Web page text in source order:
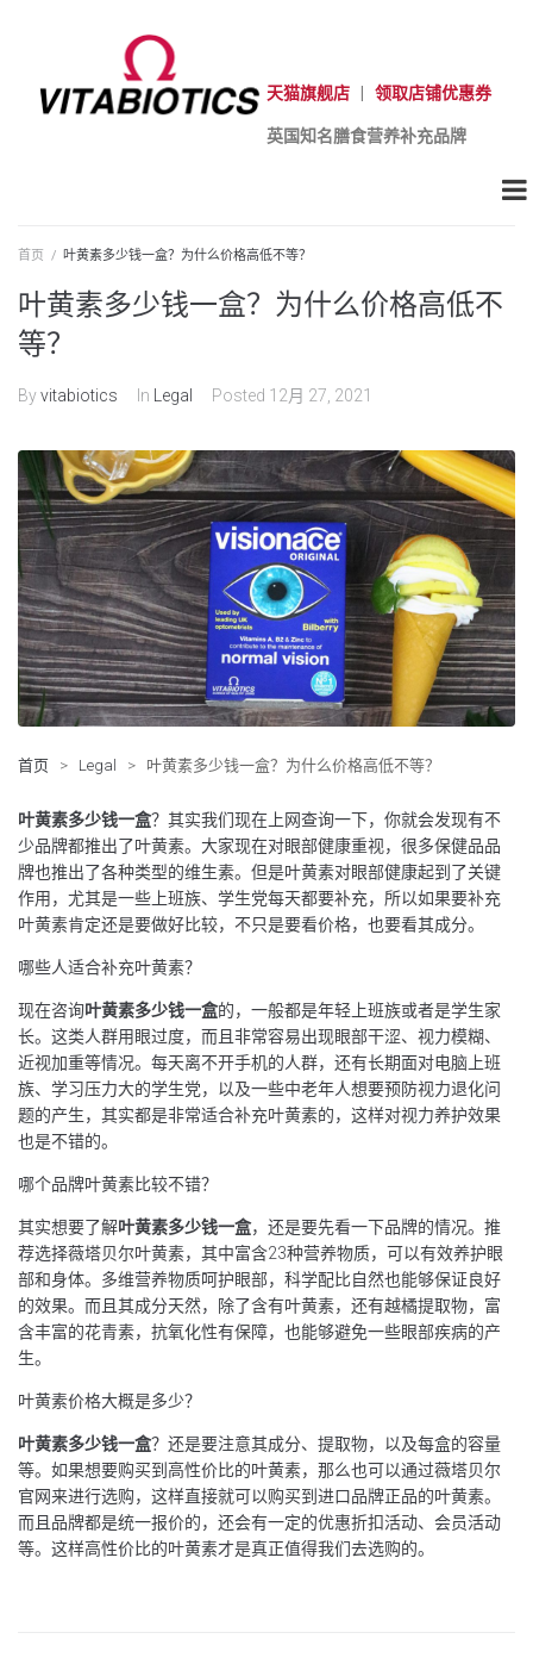
天猫旗舰店 领取店铺优惠券
英国知名膳食营养补充品牌
首页 / 叶黄素多少钱一盒？为什么价格高低不等？
叶黄素多少钱一盒？为什么价格高低不
等？
Byvitabiotics In Legal Posted 12月 27, 2021
首页 > Legal > 叶黄素多少钱一盒？为什么价格高低不等？
叶黄素多少钱一盒？其实我们现在上网查询一下，你就会发现有不
少品牌都推出了叶黄素。大家现在对眼部健康重视，很多保健品品
牌也推出了各种类型的维生素。但是叶黄素对眼部健康起到了关键
作用，尤其是一些上班族、学生党每天都要补充，所以如果要补充
叶黄素肯定还是要做好比较，不只是要看价格，也要看其成分。
哪些人适合补充叶黄素？
现在咨询叶黄素多少钱一盒的，一般都是年轻上班族或者是学生家
长。这类人群用眼过度，而且非常容易出现眼部干涩、视力模糊、
近视加重等情况。每天离不开手机的人群，还有长期面对电脑上班
族、学习压力大的学生党，以及一些中老年人想要预防视力退化问
题的产生，其实都是非常适合补充叶黄素的，这样对视力养护效果
也是不错的。
哪个品牌叶黄素比较不错？
其实想要了解叶黄素多少钱一盒，还是要先看一下品牌的情况。推
荐选择薇塔贝尔叶黄素，其中富含23种营养物质，可以有效养护眼
部和身体。多维营养物质呵护眼部，科学配比自然也能够保证良好
的效果。而且其成分天然，除了含有叶黄素，还有越橘提取物，富
含丰富的花青素，抗氧化性有保障，也能够避免一些眼部疾病的产
生。
叶黄素价格大概是多少？
叶黄素多少钱一盒？还是要注意其成分、提取物，以及每盒的容量
等。如果想要购买到高性价比的叶黄素，那么也可以通过薇塔贝尔
官网来进行选购，这样直接就可以购买到进口品牌正品的叶黄素。
而且品牌都是统一报价的，还会有一定的优惠折扣活动、会员活动
等。这样高性价比的叶黄素才是真正值得我们去选购的。